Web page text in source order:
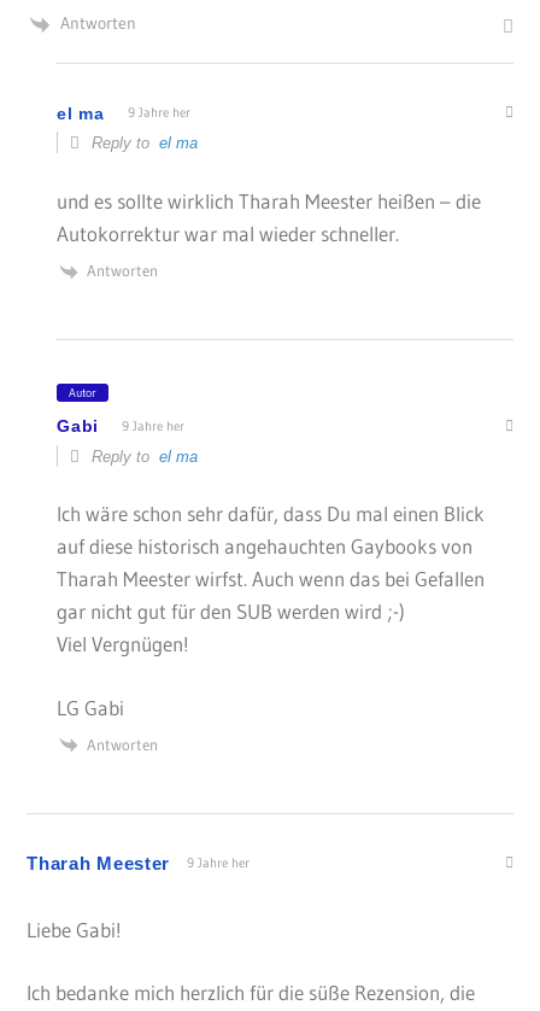
Antworten
el ma 9 Jahre her
Reply toel ma
und es sollte wirklich Tharah Meester heißen – die
Autokorrektur war mal wieder schneller.
Antworten
Autor
Gabi 9 Jahre her
Reply toel ma
Ich wäre schon sehr dafür, dass Du mal einen Blick
auf diese historisch angehauchten Gaybooks von
Tharah Meester wirfst. Auch wenn das bei Gefallen
gar nicht gut für den SUB werden wird ;-)
Viel Vergnügen!
LG Gabi
Antworten
Tharah Meester 9 Jahre her
Liebe Gabi!
Ich bedanke mich herzlich für die süße Rezension, die